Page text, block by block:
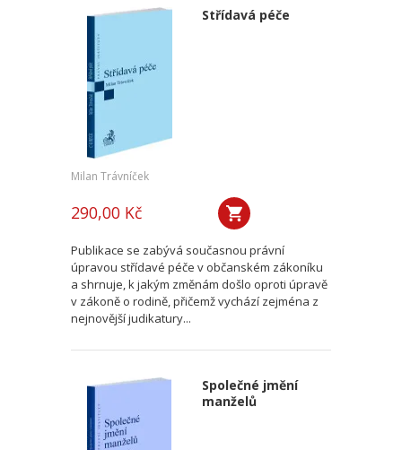
Střídavá péče
Milan Trávníček
290,00 Kč
Publikace se zabývá současnou právní
úpravou střídavé péče v občanském zákoníku
a shrnuje, k jakým změnám došlo oproti úpravě
v zákoně o rodině, přičemž vychází zejména z
nejnovější judikatury...
Společné jmění
manželů